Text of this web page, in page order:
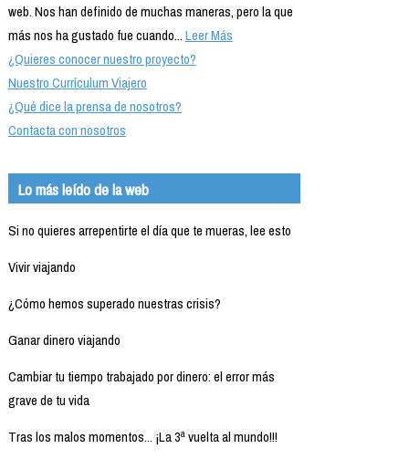
web. Nos han definido de muchas maneras, pero la que
más nos ha gustado fue cuando...Leer Más
¿Quieres conocer nuestro proyecto?
Nuestro Currículum Viajero
¿Qué dice la prensa de nosotros?
Contacta con nosotros
Lo más leído de la web
Si no quieres arrepentirte el día que te mueras, lee esto
Vivir viajando
¿Cómo hemos superado nuestras crisis?
Ganar dinero viajando
Cambiar tu tiempo trabajado por dinero: el error más
grave de tu vida
Tras los malos momentos... ¡La 3ª vuelta al mundo!!!